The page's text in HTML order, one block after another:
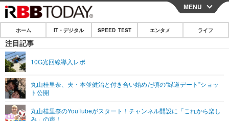
CLOSE
ホーム
IT・デジタル
ショッピング その他
SPEED TEST
エンタメ
MENU
ホーム IT・デジタル SPEED TEST エンタメ ライフ
注目記事
10G光回線導入レポ
丸山桂里奈、夫・本並健治と付き合い始めた頃の“緑道デート”ショッ
ト公開
丸山桂里奈のYouTubeがスタート！チャンネル開設に「これから楽し
み」の声！